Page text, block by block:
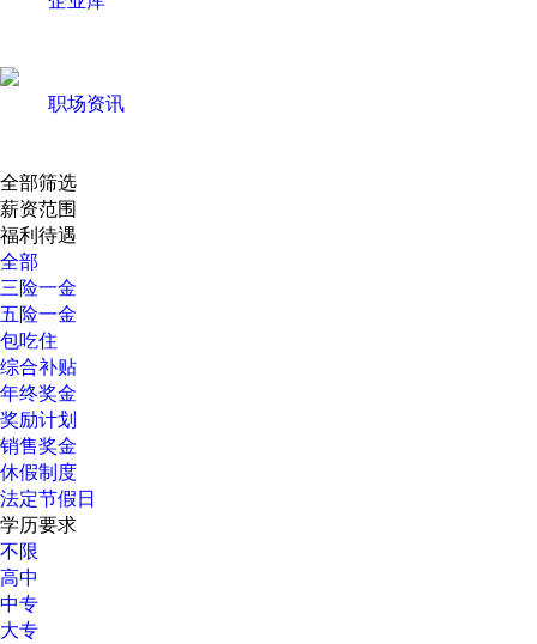
职场资讯
全部筛选
薪资范围
福利待遇
全部
三险一金
五险一金
包吃住
综合补贴
年终奖金
奖励计划
销售奖金
休假制度
法定节假日
学历要求
不限
高中
中专
大专